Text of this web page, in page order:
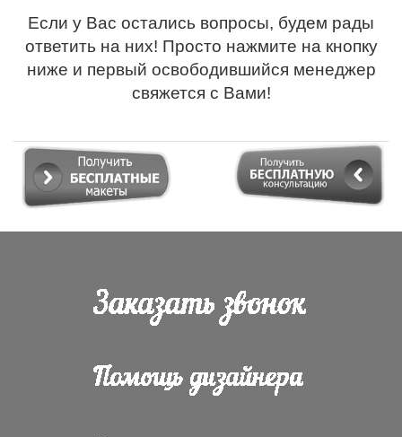
Если у Вас остались вопросы, будем рады
ответить на них! Просто нажмите на кнопку
ниже и первый освободившийся менеджер
свяжется с Вами!